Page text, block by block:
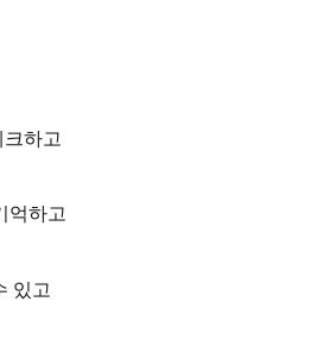
하고
억하고
있고